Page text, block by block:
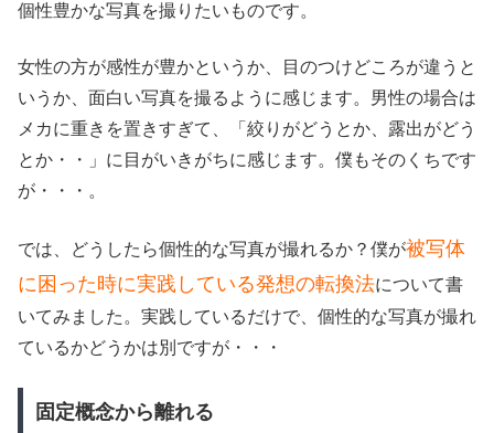
個性豊かな写真を撮りたいものです。
女性の方が感性が豊かというか、目のつけどころが違うと
いうか、面白い写真を撮るように感じます。男性の場合は
メカに重きを置きすぎて、「絞りがどうとか、露出がどう
とか・・」に目がいきがちに感じます。僕もそのくちです
が・・・。
では、どうしたら個性的な写真が撮れるか？僕が被写体
に困った時に実践している発想の転換法について書
いてみました。実践しているだけで、個性的な写真が撮れ
ているかどうかは別ですが・・・
固定概念から離れる